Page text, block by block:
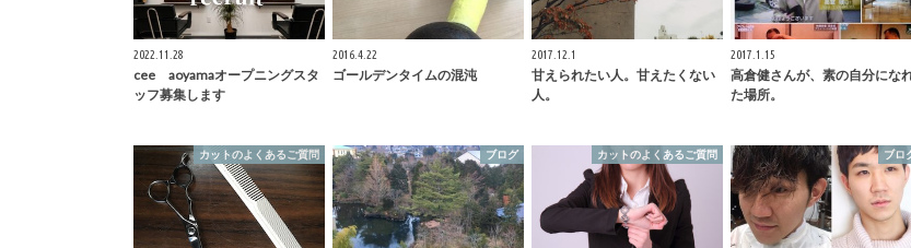
2022.11.28
cee aoyamaオープニングスタ
ッフ募集します
2016.4.22
ゴールデンタイムの混沌
2017.12.1
甘えられたい人。甘えたくない
人。
2017.1.15
高倉健さんが、素の自分にな
た場所。
カットのよくあるご質問 ブログ カットのよくあるご質問 ブロ